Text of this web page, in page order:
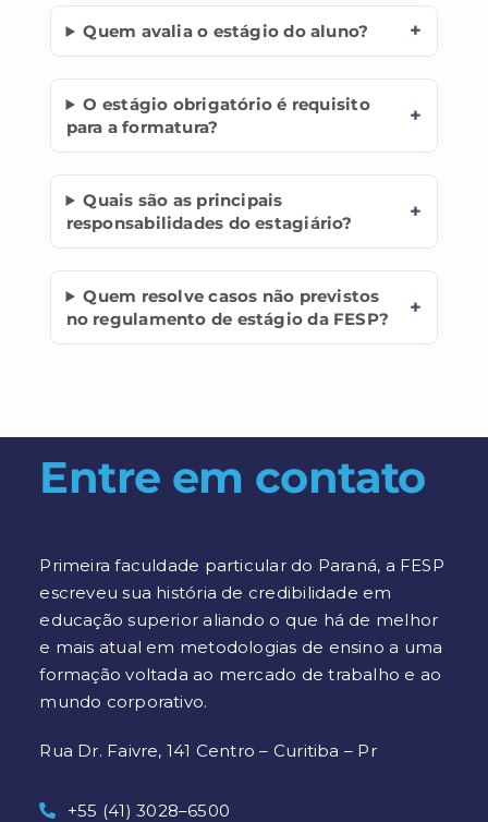
Quem avalia o estágio do aluno? +
O estágio obrigatório é requisito
para a formatura?
+
Quais são as principais
responsabilidades do estagiário?
+
Quem resolve casos não previstos
no regulamento de estágio da FESP?
+
Entre em contato
Primeira faculdade particular do Paraná, a FESP
escreveu sua história de credibilidade em
educação superior aliando o que há de melhor
e mais atual em metodologias de ensino a uma
formação voltada ao mercado de trabalho e ao
mundo corporativo.
Rua Dr. Faivre, 141 Centro – Curitiba – Pr
+55 (41) 3028–6500